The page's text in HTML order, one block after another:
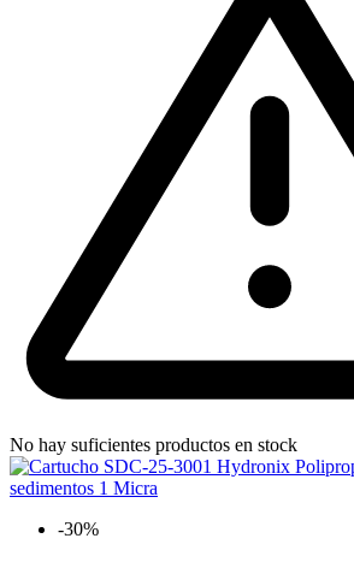
No hay suficientes productos en stock
-30%